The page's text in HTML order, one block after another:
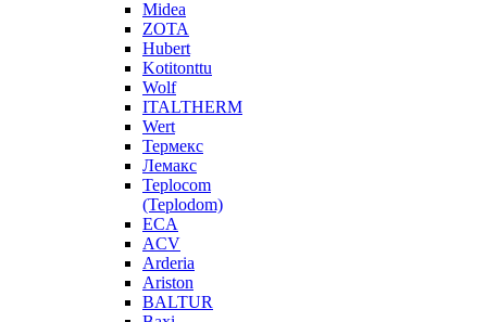
Midea
ZOTA
Hubert
Kotitonttu
Wolf
ITALTHERM
Wert
Термекс
Лемакс
Teplocom
(Teplodom)
ECA
ACV
Arderia
Ariston
BALTUR